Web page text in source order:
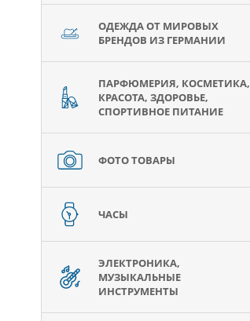
ОДЕЖДА ОТ МИРОВЫХ
БРЕНДОВ ИЗ ГЕРМАНИИ
ПАРФЮМЕРИЯ, КОСМЕТИКА,
КРАСОТА, ЗДОРОВЬЕ,
СПОРТИВНОЕ ПИТАНИЕ
ФОТО ТОВАРЫ
ЧАСЫ
ЭЛЕКТРОНИКА,
МУЗЫКАЛЬНЫЕ
ИНСТРУМЕНТЫ